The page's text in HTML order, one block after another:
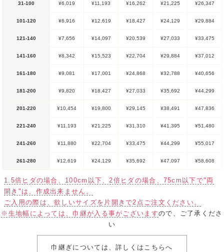
31-100 ¥6,019 ¥11,193 ¥16,262 ¥21,225 ¥26,347
101-120 ¥6,916 ¥12,619 ¥18,427 ¥24,129 ¥29,884
121-140 ¥7,656 ¥14,097 ¥20,539 ¥27,033 ¥33,475
141-160 ¥8,342 ¥15,523 ¥22,704 ¥29,884 ¥37,012
161-180 ¥9,081 ¥17,001 ¥24,868 ¥32,788 ¥40,656
181-200 ¥9,820 ¥18,427 ¥27,033 ¥35,692 ¥44,299
201-220 ¥10,454 ¥19,800 ¥29,145 ¥38,491 ¥47,836
221-240 ¥11,193 ¥21,225 ¥31,310 ¥41,395 ¥51,480
241-260 ¥11,880 ¥22,704 ¥33,475 ¥44,299 ¥55,017
261-280 ¥12,619 ¥24,129 ¥35,692 ¥47,097 ¥58,608
1.5倍ヒダの場合、100cm以下、2倍ヒダの場合、75cm以下で"両
開き"は、作成出来ません。
ご入用の際は、欲しいサイズを片開きで2点ご注文ください。
※生地幅によっては、巾継が入る事がございますので、ご了承くださ
い
巾継ぎについては、詳しくはこちらへ